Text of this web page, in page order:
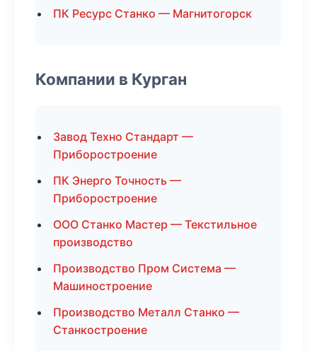
ПК Ресурс Станко — Магнитогорск
Компании в Курган
Завод Техно Стандарт —
Приборостроение
ПК Энерго Точность —
Приборостроение
ООО Станко Мастер — Текстильное
производство
Производство Пром Система —
Машиностроение
Производство Металл Станко —
Станкостроение